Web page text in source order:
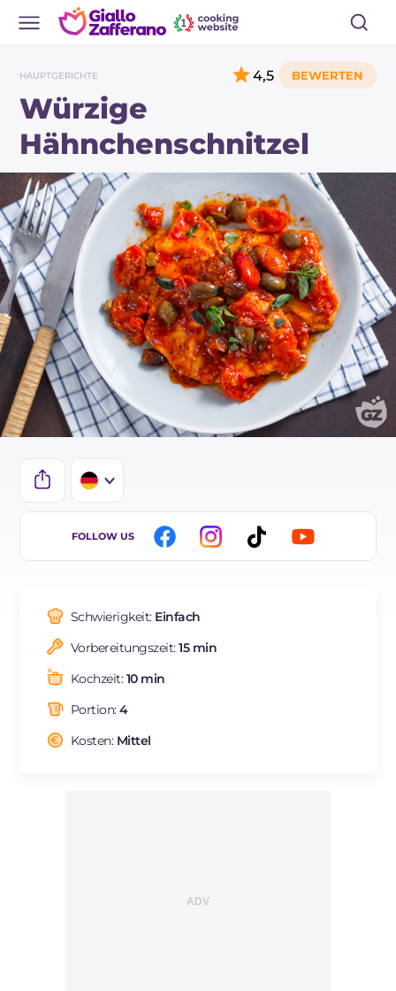
HAUPTGERICHTE
Würzige
Hähnchenschnitzel
4,5
IT
FR
BR
NL
FOLLOW US
Schwierigkeit: Einfach
Vorbereitungszeit:15 min
Kochzeit:10 min
Portion:4
Kosten: Mittel